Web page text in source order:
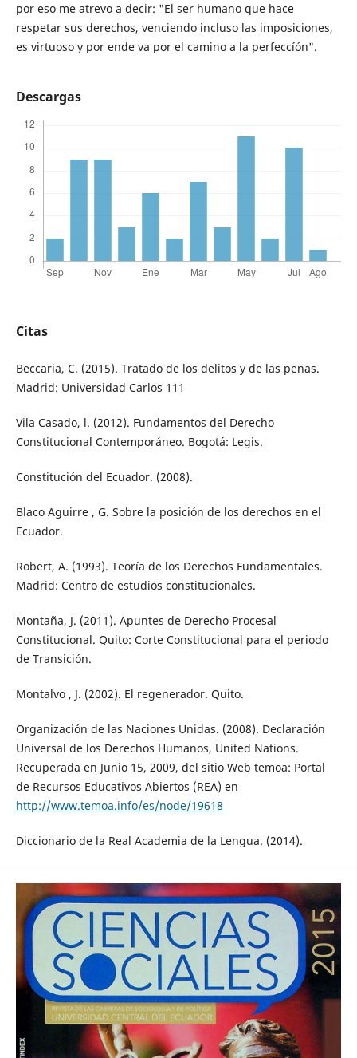
por eso me atrevo a decir: "El ser humano que hace
respetar sus derechos, venciendo incluso las imposiciones,
es virtuoso y por ende va por el camino a la perfeccíón".
Descargas
Citas
Beccaria, C. (2015). Tratado de los delitos y de las penas.
Madrid: Universidad Carlos 111
Vila Casado, l. (2012). Fundamentos del Derecho
Constitucional Contemporáneo. Bogotá: Legis.
Constitución del Ecuador. (2008).
Blaco Aguirre , G. Sobre la posición de los derechos en el
Ecuador.
Robert, A. (1993). Teoría de los Derechos Fundamentales.
Madrid: Centro de estudios constitucionales.
Montaña, J. (2011). Apuntes de Derecho Procesal
Constitucional. Quito: Corte Constitucional para el periodo
de Transición.
Montalvo , J. (2002). El regenerador. Quito.
Organización de las Naciones Unidas. (2008). Declaración
Universal de los Derechos Humanos, United Nations.
Recuperada en Junio 15, 2009, del sitio Web temoa: Portal
de Recursos Educativos Abiertos (REA) en
http://www.temoa.info/es/node/19618
Diccionario de la Real Academia de la Lengua. (2014).